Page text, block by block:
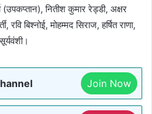
नितीश कुमार रेड्डी, अक्षर
बिश्नोई, मोहम्मद सिराज, हर्षित राणा,
Join Now